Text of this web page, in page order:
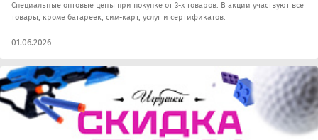
Специальные оптовые цены при покупке от 3-х товаров. В акции участвуют все
товары, кроме батареек, сим-карт, услуг и сертификатов.
01.06.2026